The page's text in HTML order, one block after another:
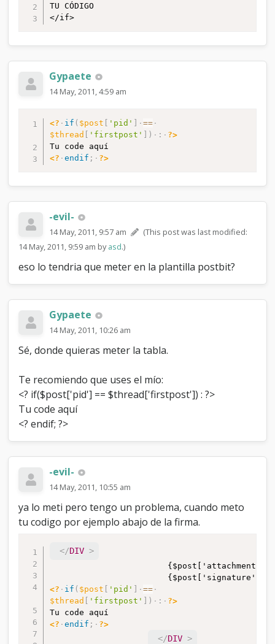
TU CÓDIGO
</if>
Gypaete
14 May, 2011, 4:59 am
<? if ( $post [ 'pid' ]
==
$thread [ 'firstpost' ] ) :
?>
<? endif ; ?>
-evil-
14 May, 2011, 9:57 am
(This post was last modified:
14 May, 2011, 9:59 am byasd.)
eso lo tendria que meter en la plantilla postbit?
Gypaete
14 May, 2011, 10:26 am
Sé, donde quieras meter la tabla.
Te recomiendo que uses el mío:
<? if($post['pid'] == $thread['firstpost']) : ?>
Tu code aquí
<? endif; ?>
-evil-
14 May, 2011, 10:55 am
ya lo meti pero tengo un problema, cuando meto
tu codigo por ejemplo abajo de la firma.
</DIV >
<?
if ( $post [ 'pid' ]
==
$thread [ 'firstpost' ] ) :
?>
<? endif ; ?>
</DIV >